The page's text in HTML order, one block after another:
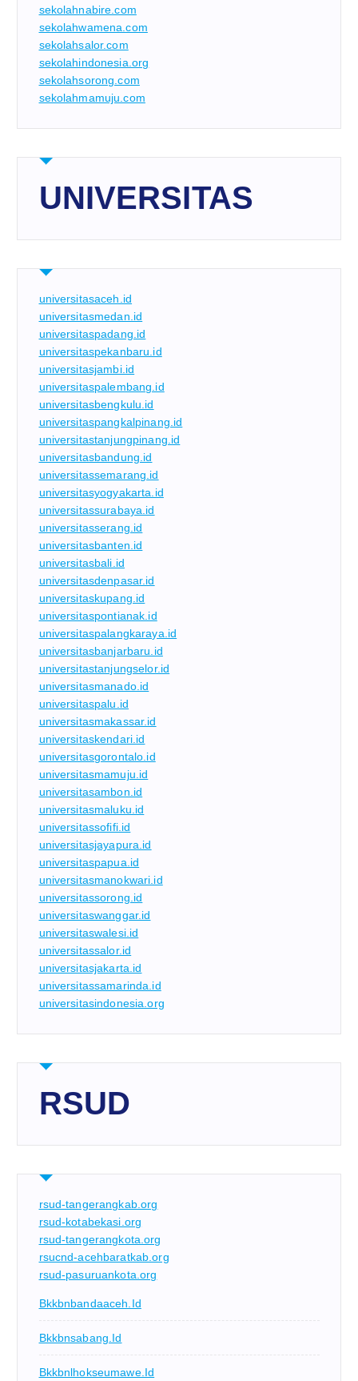
sekolahnabire.com
sekolahwamena.com
sekolahsalor.com
sekolahindonesia.org
sekolahsorong.com
sekolahmamuju.com
UNIVERSITAS
universitasaceh.id
universitasmedan.id
universitaspadang.id
universitaspekanbaru.id
universitasjambi.id
universitaspalembang.id
universitasbengkulu.id
universitaspangkalpinang.id
universitastanjungpinang.id
universitasbandung.id
universitassemarang.id
universitasyogyakarta.id
universitassurabaya.id
universitasserang.id
universitasbanten.id
universitasbali.id
universitasdenpasar.id
universitaskupang.id
universitaspontianak.id
universitaspalangkaraya.id
universitasbanjarbaru.id
universitastanjungselor.id
universitasmanado.id
universitaspalu.id
universitasmakassar.id
universitaskendari.id
universitasgorontalo.id
universitasmamuju.id
universitasambon.id
universitasmaluku.id
universitassofifi.id
universitasjayapura.id
universitaspapua.id
universitasmanokwari.id
universitassorong.id
universitaswanggar.id
universitaswalesi.id
universitassalor.id
universitasjakarta.id
universitassamarinda.id
universitasindonesia.org
RSUD
rsud-tangerangkab.org
rsud-kotabekasi.org
rsud-tangerangkota.org
rsucnd-acehbaratkab.org
rsud-pasuruankota.org
Bkkbnbandaaceh.id
Bkkbnsabang.id
Bkkbnlhokseumawe.id